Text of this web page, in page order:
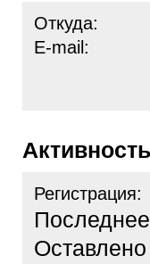
Откуда:
E-mail:
Регистрация: